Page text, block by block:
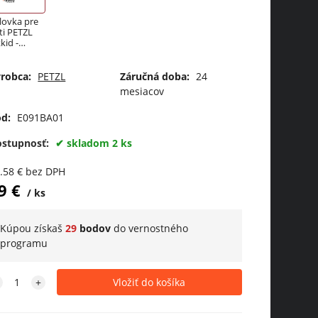
pre
PETZL
-
PETZL Záručná doba: 24
mesiacov
E091BA01
skladom 2 ks
€ bez DPH
€ ks
Kúpou získaš29 bodov dovernostného
programu